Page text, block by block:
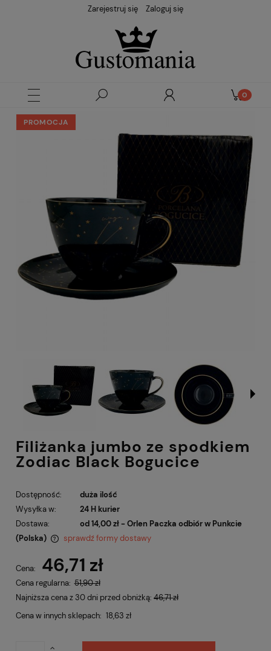
Zarejestruj się Zaloguj się
PROMOCJA
Filiżanka jumbo ze spodkiem
Zodiac Black Bogucice
Dostępność:
duża ilość
Wysyłka w:
24 H kurier
Dostawa:
od 14,00 zł - Orlen Paczka odbiór w Punkcie
(Polska)
sprawdź formy dostawy
Cena: 46,71 zł
Cena regularna: 51,90 zł
Najniższa cena z 30 dni przed obniżką: 46,71 zł
Cena w innych sklepach: 18,63 zł